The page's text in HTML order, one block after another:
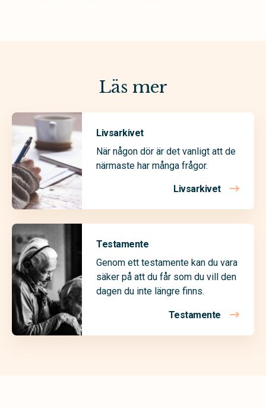
Läs mer
Livsarkivet
När någon dör är det vanligt att de
närmaste har många frågor.
Livsarkivet
Testamente
Genom ett testamente kan du vara
säker på att du får som du vill den
dagen du inte längre finns.
Testamente